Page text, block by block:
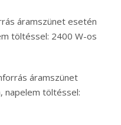
áramszünet esetén
töltéssel: 2400 W-os
áramszünet
napelem töltéssel: